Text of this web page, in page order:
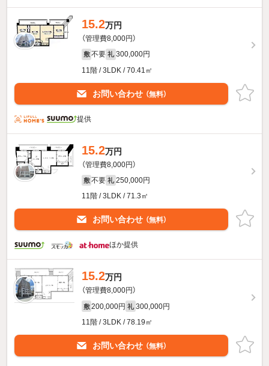
15.2万円
（管理費8,000円）
敷 不要 礼 300,000円
11階 / 3LDK / 70.41㎡
お問い合わせ （無料）
提供
15.2万円
（管理費8,000円）
敷 不要 礼 250,000円
11階 / 3LDK / 71.3㎡
お問い合わせ （無料）
ほか提供
15.2万円
（管理費8,000円）
敷 200,000円 礼 300,000円
11階 / 3LDK / 78.19㎡
お問い合わせ （無料）